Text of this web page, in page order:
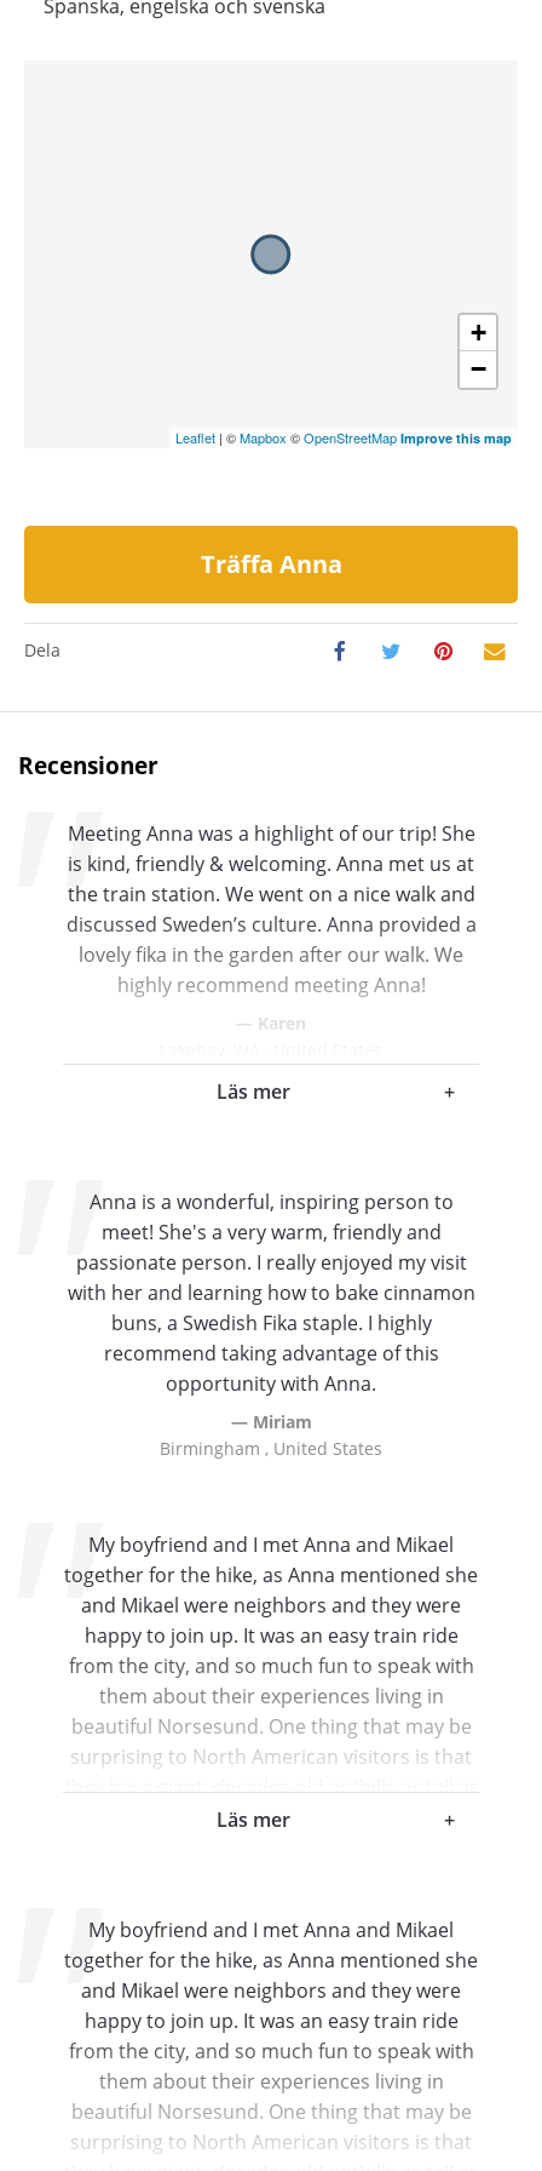
Spanska, engelska och svenska
+
−
Leaflet | ©Mapbox ©OpenStreetMap Improve this map
Träffa Anna
Dela
Recensioner
Meeting Anna was a highlight of our trip! She
is kind, friendly & welcoming. Anna met us at
the train station. We went on a nice walk and
discussed Sweden’s culture. Anna provided a
lovely fika in the garden after our walk. We
highly recommend meeting Anna!
Karen
Läs mer +
Anna is a wonderful, inspiring person to
meet! She's a very warm, friendly and
passionate person. I really enjoyed my visit
with her and learning how to bake cinnamon
buns, a Swedish Fika staple. I highly
recommend taking advantage of this
opportunity with Anna.
Miriam
Birmingham , United States
My boyfriend and I met Anna and Mikael
together for the hike, as Anna mentioned she
and Mikael were neighbors and they were
happy to join up. It was an easy train ride
from the city, and so much fun to speak with
them about their experiences living in
beautiful Norsesund. One thing that may be
surprising to North American visitors is that
they have giant, decades-old anthills as tall as
people sometimes - aside from the beautiful
many sides. After sitting down halfway
through for fika, Anna shared delicious
homemade buns and Mikael brought the
(strong!) coffee and introduced us to the
original KitKat - Norwegian Kvik Lunsj,
commonly brought on hikes there. Mikael
also brought a map and pointed out different
recreational routes, such as how some
Läs mer +
My boyfriend and I met Anna and Mikael
together for the hike, as Anna mentioned she
and Mikael were neighbors and they were
happy to join up. It was an easy train ride
from the city, and so much fun to speak with
them about their experiences living in
beautiful Norsesund. One thing that may be
surprising to North American visitors is that